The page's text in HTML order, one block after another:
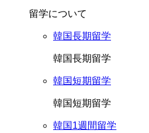
留学について
韓国長期留学
韓国長期留学
韓国短期留学
韓国短期留学
韓国1週間留学